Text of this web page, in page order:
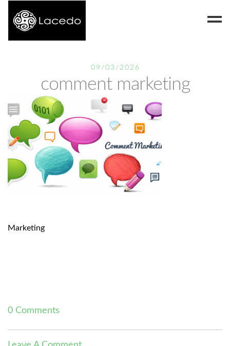
Contact
09/03/2026
comment marketing
Marketing
0 Comments